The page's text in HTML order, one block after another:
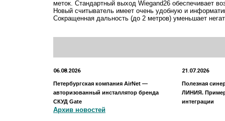
меток. Стандартный выход Wiegand26 обеспечивает
Новый считыватель имеет очень удобную и
Сокращенная дальность (до 2 метров) уменьшает
06.08.2026
Петербургская компания AirNet —
авторизованный инсталлятор бренда
СКУД Gate
21.07.2026
Полезная
ЛИНИЯ.
интеграции
Архив новостей